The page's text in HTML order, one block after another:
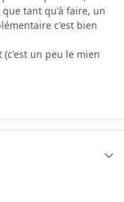
tant qu'à faire, un
c'est bien
(c'est un peu le mien